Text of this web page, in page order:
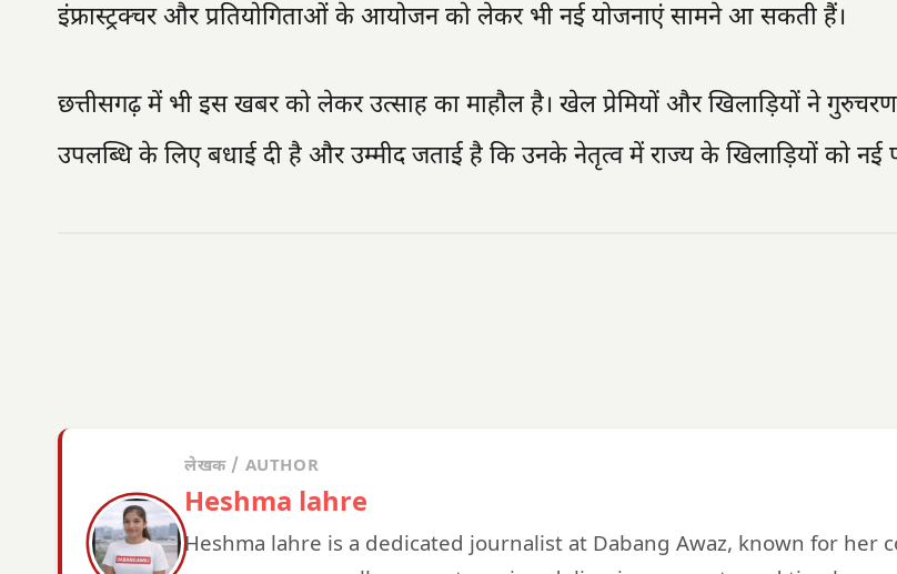
इंफ्रास्ट्रक्चर और प्रतियोगिताओं के आयोजन को लेकर भी नई योजनाएं सामने आ सकती हैं।
छत्तीसगढ़ में भी इस खबर को लेकर उत्साह का माहौल है। खेल प्रेमियों और खिलाड़ियों ने
उपलब्धि के लिए बधाई दी है और उम्मीद जताई है कि उनके नेतृत्व में राज्य के खिलाड़ियों को नई
लेखक / AUTHOR
Heshma lahre
Heshma lahre is a dedicated journalist at Dabang Awaz, known for her